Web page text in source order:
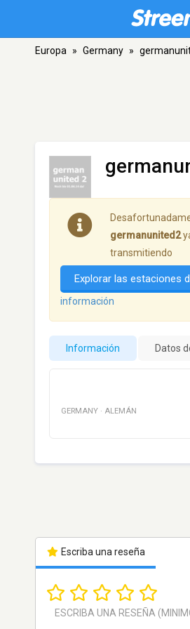
Europa » Germany »
germanunited2
transmitiendo
Explorar las estaciones
información
Información Datos
GERMANY · ALEMÁN
Escriba una reseña